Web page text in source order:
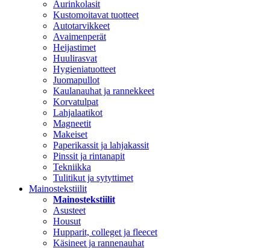
Aurinkolasit
Kustomoitavat tuotteet
Autotarvikkeet
Avaimenperät
Heijastimet
Huulirasvat
Hygieniatuotteet
Juomapullot
Kaulanauhat ja rannekkeet
Korvatulpat
Lahjalaatikot
Magneetit
Makeiset
Paperikassit ja lahjakassit
Pinssit ja rintanapit
Tekniikka
Tulitikut ja sytyttimet
Mainostekstiilit
Mainostekstiilit
Asusteet
Housut
Hupparit, colleget ja fleecet
Käsineet ja rannenauhat